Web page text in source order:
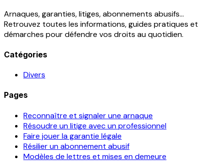
Arnaques, garanties, litiges, abonnements abusifs...
Retrouvez toutes les informations, guides pratiques et
démarches pour défendre vos droits au quotidien.
Catégories
Divers
Pages
Reconnaître et signaler une arnaque
Résoudre un litige avec un professionnel
Faire jouer la garantie légale
Résilier un abonnement abusif
Modèles de lettres et mises en demeure